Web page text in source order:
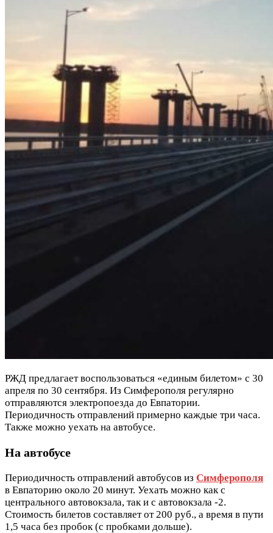
РЖД предлагает воспользоваться «единым билетом» с 30
апреля по 30 сентября. Из Симферополя регулярно
отправляются электропоезда до Евпатории.
Периодичность отправлений примерно каждые три часа.
Также можно уехать на автобусе.
На автобусе
Периодичность отправлений автобусов из Симферополя
в Евпаторию около 20 минут. Уехать можно как с
центрального автовокзала, так и с автовокзала -2.
Стоимость билетов составляет от 200 руб., а время в пути
1,5 часа без пробок (с пробками дольше).